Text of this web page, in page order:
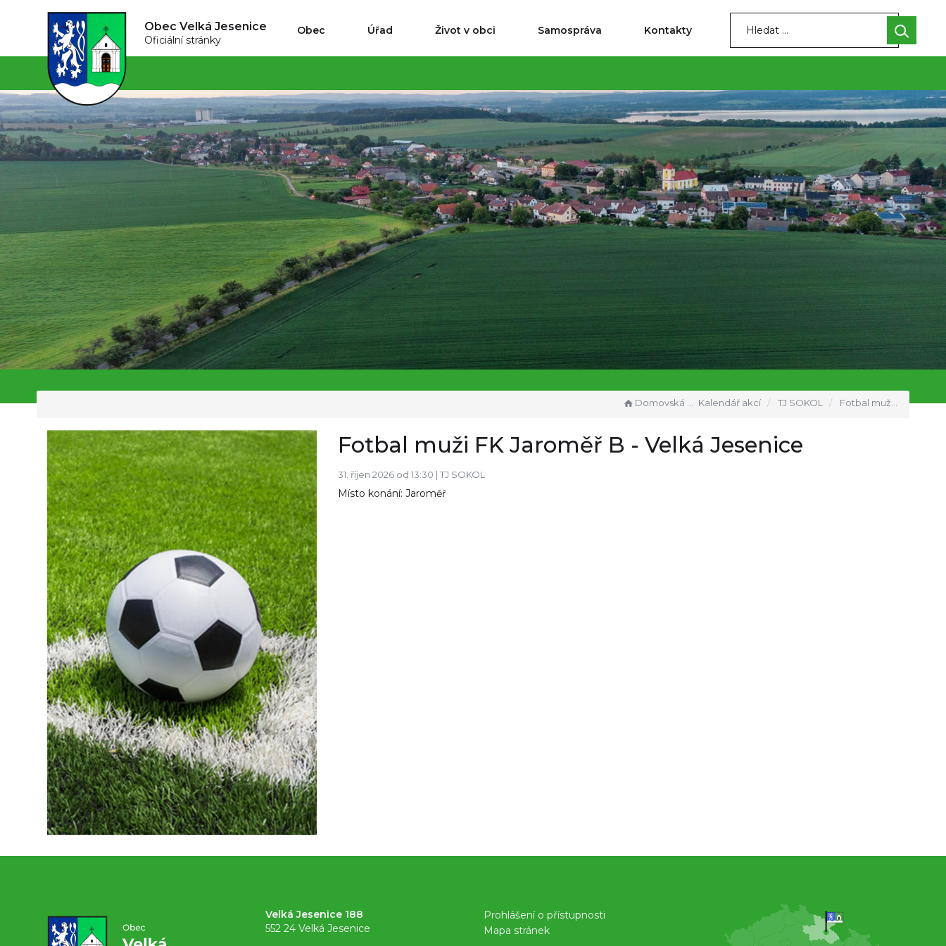
Obec Velká Jesenice
Oficiální stránky
Obec Úřad Život v obci Samospráva Kontakty
Domovská stránka Kalendář akcí TJ SOKOL Fotbal muži FK Jaroměř B - Velká Jesenice
Fotbal muži FK Jaroměř B - Velká Jesenice
31. říjen 2026 od 13:30 |TJ SOKOL
Místo konání: Jaroměř
Velká Jesenice 188
552 24 Velká Jesenice
Prohlášení o přístupnosti
Mapa stránek